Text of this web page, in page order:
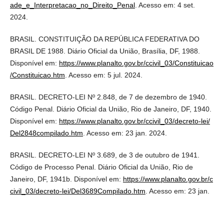
ade_e_Interpretacao_no_Direito_Penal. Acesso em: 4 set.
2024.
BRASIL. CONSTITUIÇÃO DA REPÚBLICA FEDERATIVA DO
BRASIL DE 1988. Diário Oficial da União, Brasília, DF, 1988.
Disponível em: https://www.planalto.gov.br/ccivil_03/Constituicao
/Constituicao.htm . Acesso em: 5 jul. 2024.
BRASIL. DECRETO-LEI Nº 2.848, de 7 de dezembro de 1940.
Código Penal. Diário Oficial da União, Rio de Janeiro, DF, 1940.
Disponível em: https://www.planalto.gov.br/ccivil_03/decreto-lei/
Del2848compilado.htm . Acesso em: 23 jan. 2024.
BRASIL. DECRETO-LEI Nº 3.689, de 3 de outubro de 1941.
Código de Processo Penal. Diário Oficial da União, Rio de
Janeiro, DF, 1941b. Disponível em: https://www.planalto.gov.br/c
civil_03/decreto-lei/Del3689Compilado.htm . Acesso em: 23 jan.